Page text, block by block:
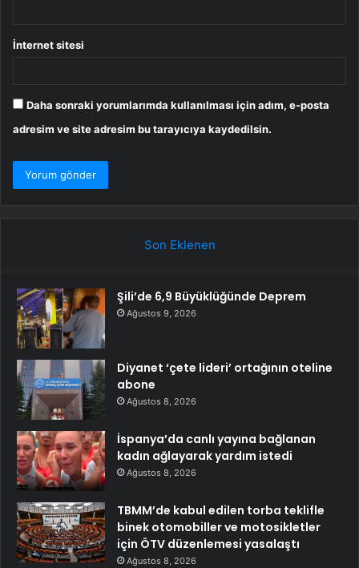
İnternet sitesi
Daha sonraki yorumlarımda kullanılması için adım, e-posta
adresim ve site adresim bu tarayıcıya kaydedilsin.
Son Eklenen
Şili’de 6,9 Büyüklüğünde Deprem
Ağustos 9, 2026
Diyanet ‘çete lideri’ ortağının oteline
abone
Ağustos 8, 2026
İspanya’da canlı yayına bağlanan
kadın ağlayarak yardım istedi
Ağustos 8, 2026
TBMM’de kabul edilen torba teklifle
binek otomobiller ve motosikletler
için ÖTV düzenlemesi yasalaştı
Ağustos 8, 2026